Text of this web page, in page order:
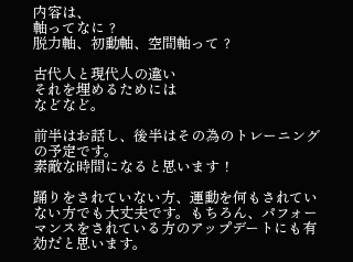
内容は、
軸ってなに？
脱力軸、初動軸、空間軸って？
古代人と現代人の違い
それを埋めるためには
などなど。
前半はお話し、後半はその為のトレーニング
の予定です。
素敵な時間になると思います！
踊りをされていない方、運動を何もされてい
ない方でも大丈夫です。もちろん、パフォー
マンスをされている方のアップデートにも有
効だと思います。